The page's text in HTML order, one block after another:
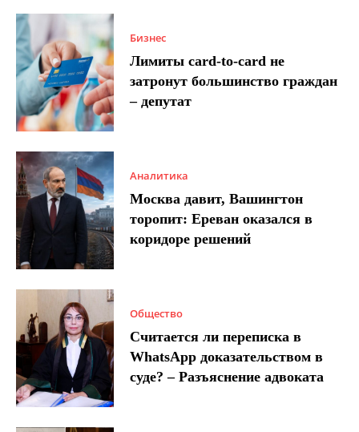
Бизнес
Лимиты card-to-card не
затронут большинство граждан
– депутат
Аналитика
Москва давит, Вашингтон
торопит: Ереван оказался в
коридоре решений
Общество
Считается ли переписка в
WhatsApp доказательством в
суде? – Разъяснение адвоката